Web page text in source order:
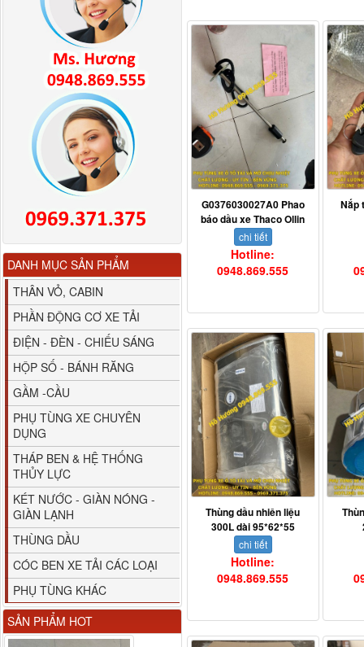
G0376030027A0 Phao
báo dầu xe Thaco Ollin
chi tiết
Hotline:
0948.869.555
Nắp
Thùng dầu nhiên liệu
300L dài 95*62*55
chi tiết
Hotline:
0948.869.555
DANH MỤC SẢN PHẨM
THÂN VỎ, CABIN
PHẦN ĐỘNG CƠ XE TẢI
ĐIỆN - ĐÈN - CHIẾU SÁNG
HỘP SỐ - BÁNH RĂNG
GẦM -CẦU
PHỤ TÙNG XE CHUYÊN
DỤNG
THÁP BEN & HỆ THỐNG
THỦY LỰC
KÉT NƯỚC - GIÀN NÓNG -
GIÀN LẠNH
THÙNG DẦU
CÓC BEN XE TẢI CÁC LOẠI
PHỤ TÙNG KHÁC
SẢN PHẨM HOT
80YHCB-60 Bơm xăng
dầu 60m3/h...
M4610162101A0 Tapbi
cửa Thaco...
Gương chiếu hậu FAW
JH6 có sấy...